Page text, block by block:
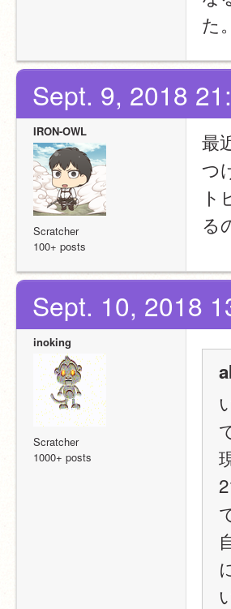
た。
Sept. 9, 2018
IRON-OWL
Scratcher
100+ posts
最
つ
る
Sept. 10, 2018
inoking
Scratcher
1000+ posts